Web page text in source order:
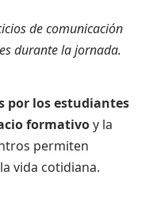
de comunicación
durante la jornada.
por los estudiantes
formativoy la
permiten
vida cotidiana.